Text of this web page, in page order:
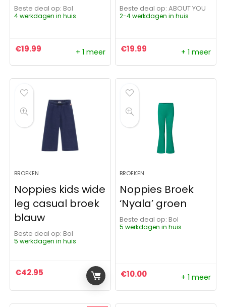
Beste deal op:
Bol
4 werkdagen in huis
€19.99 + 1 meer
Beste deal op:
ABOUT YOU
2-4 werkdagen in huis
€19.99 + 1 meer
BROEKEN
Noppies kids wide
leg casual broek
blauw
Beste deal op:
Bol
5 werkdagen in huis
€42.95
BROEKEN
Noppies Broek
‘Nyala’ groen
Beste deal op:
Bol
5 werkdagen in huis
€10.00 + 1 meer